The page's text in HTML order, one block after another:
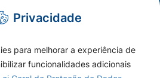
do Site
a Câmara
A Cidade
Privacidade
para melhorar a experiência de
funcionalidades adicionais